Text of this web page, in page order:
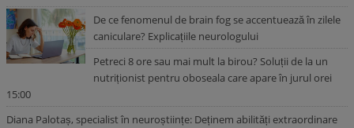
De ce fenomenul de brain fog se accentuează în zilele
caniculare? Explicațiile neurologului
Petreci 8 ore sau mai mult la birou? Soluții de la un
nutriționist pentru oboseala care apare în jurul orei
15:00
Diana Palotaș, specialist în neuroștiințe: Deținem abilități extraordinare